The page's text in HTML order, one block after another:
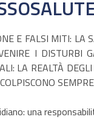
E FALSI MITI: LA
I DISTURBI
LA REALTÀ
una